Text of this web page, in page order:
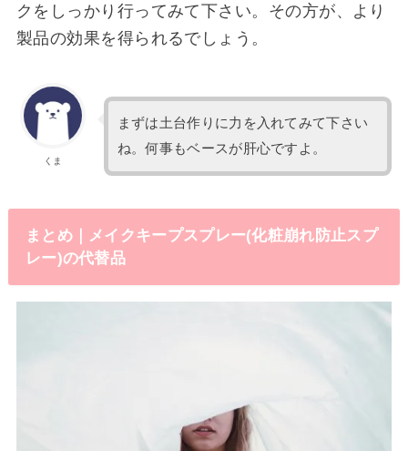
クをしっかり行ってみて下さい。その方が、より
製品の効果を得られるでしょう。
くま
まずは土台作りに力を入れてみて下さい
ね。何事もベースが肝心ですよ。
まとめ｜メイクキープスプレー(化粧崩れ防止スプ
レー)の代替品